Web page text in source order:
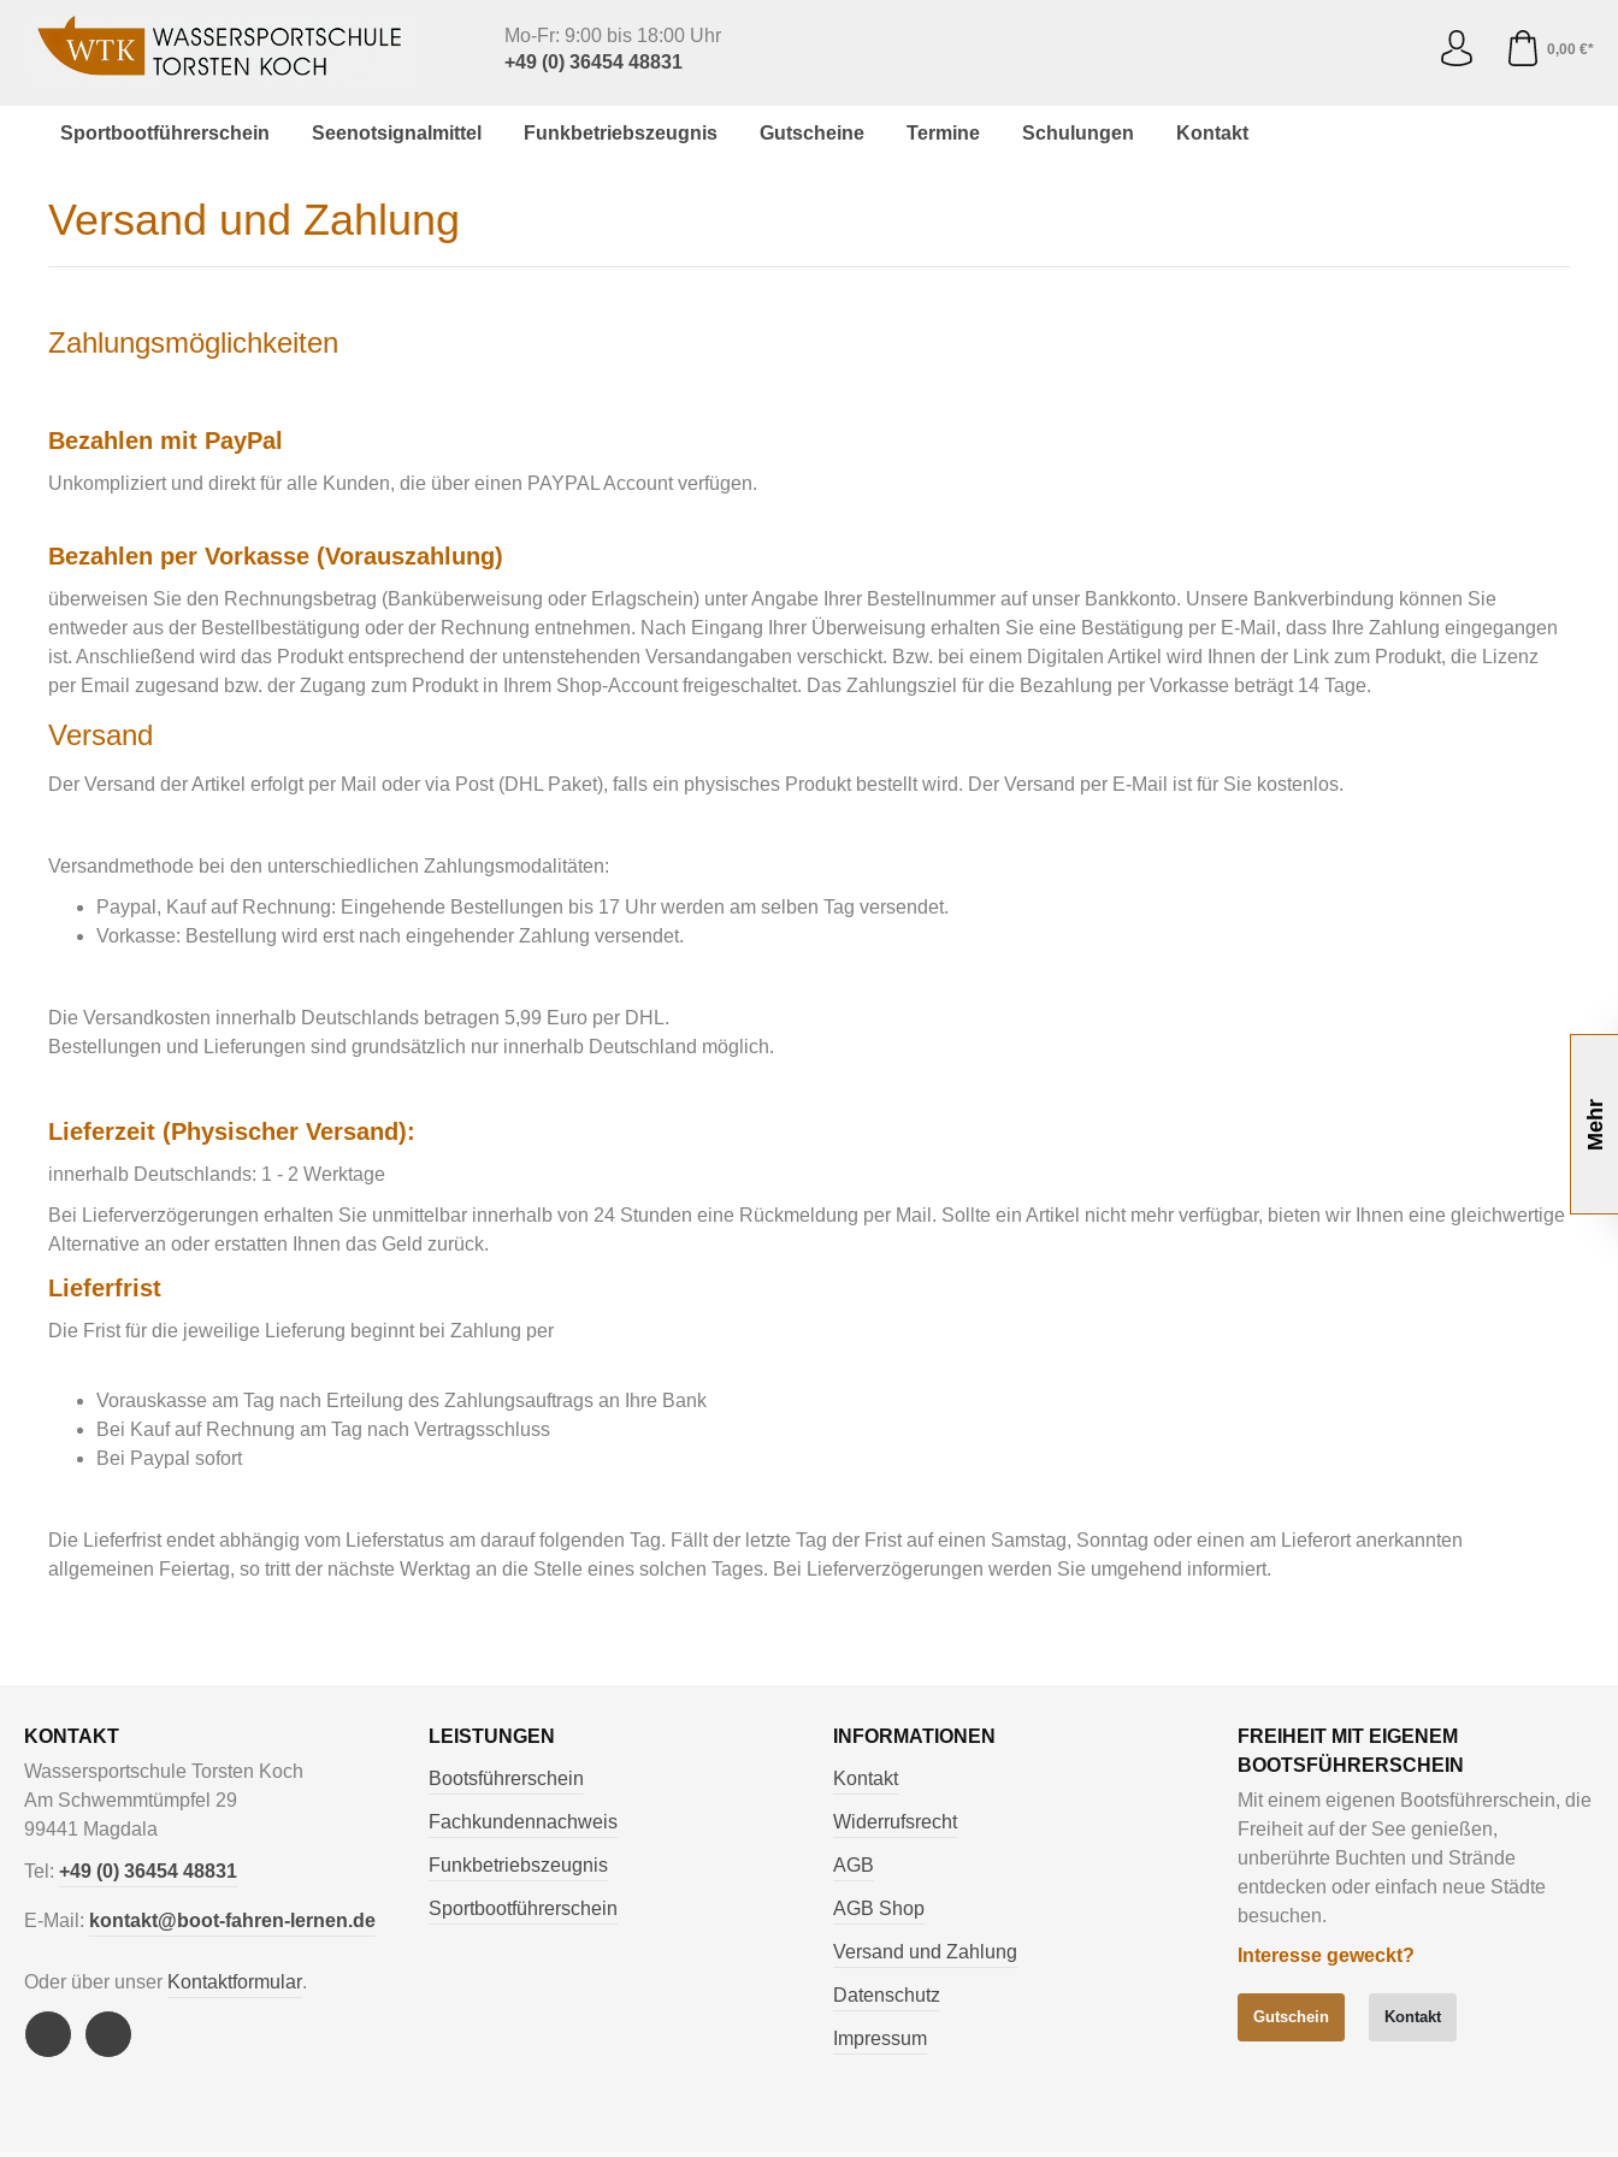
Mo-Fr: 9:00 bis 18:00 Uhr
+49 (0) 36454 48831
0,00 €*
Sportbootführerschein Seenotsignalmittel Funkbetriebszeugnis Gutscheine Termine Schulungen Kontakt
Versand und Zahlung
Zahlungsmöglichkeiten
Bezahlen mit PayPal
Unkompliziert und direkt für alle Kunden, die über einen PAYPAL Account verfügen.
Bezahlen per Vorkasse (Vorauszahlung)
überweisen Sie den Rechnungsbetrag (Banküberweisung oder Erlagschein) unter Angabe Ihrer Bestellnummer auf unser Bankkonto. Unsere Bankverbindung können Sie
entweder aus der Bestellbestätigung oder der Rechnung entnehmen. Nach Eingang Ihrer Überweisung erhalten Sie eine Bestätigung per E-Mail, dass Ihre Zahlung eingegangen
ist. Anschließend wird das Produkt entsprechend der untenstehenden Versandangaben verschickt. Bzw. bei einem Digitalen Artikel wird Ihnen der Link zum Produkt, die Lizenz
per Email zugesand bzw. der Zugang zum Produkt in Ihrem Shop-Account freigeschaltet. Das Zahlungsziel für die Bezahlung per Vorkasse beträgt 14 Tage.
Versand
Der Versand der Artikel erfolgt per Mail oder via Post (DHL Paket), falls ein physisches Produkt bestellt wird. Der Versand per E-Mail ist für Sie kostenlos.
Versandmethode bei den unterschiedlichen Zahlungsmodalitäten:
Paypal, Kauf auf Rechnung: Eingehende Bestellungen bis 17 Uhr werden am selben Tag versendet.
Vorkasse: Bestellung wird erst nach eingehender Zahlung versendet.
Die Versandkosten innerhalb Deutschlands betragen 5,99 Euro per DHL.
Bestellungen und Lieferungen sind grundsätzlich nur innerhalb Deutschland möglich.
Lieferzeit (Physischer Versand):
innerhalb Deutschlands: 1 - 2 Werktage
Bei Lieferverzögerungen erhalten Sie unmittelbar innerhalb von 24 Stunden eine Rückmeldung per Mail. Sollte ein Artikel nicht mehr verfügbar, bieten wir Ihnen eine gleichwertige
Alternative an oder erstatten Ihnen das Geld zurück.
Lieferfrist
Die Frist für die jeweilige Lieferung beginnt bei Zahlung per
Vorauskasse am Tag nach Erteilung des Zahlungsauftrags an Ihre Bank
Bei Kauf auf Rechnung am Tag nach Vertragsschluss
Bei Paypal sofort
Die Lieferfrist endet abhängig vom Lieferstatus am darauf folgenden Tag. Fällt der letzte Tag der Frist auf einen Samstag, Sonntag oder einen am Lieferort anerkannten
allgemeinen Feiertag, so tritt der nächste Werktag an die Stelle eines solchen Tages. Bei Lieferverzögerungen werden Sie umgehend informiert.
KONTAKT
Wassersportschule Torsten Koch
Am Schwemmtümpfel 29
99441 Magdala
Tel: +49 (0) 36454 48831
E-Mail: kontakt@boot-fahren-lernen.de
Oder über unser Kontaktformular.
LEISTUNGEN
Bootsführerschein
Fachkundennachweis
Funkbetriebszeugnis
Sportbootführerschein
INFORMATIONEN
Kontakt
Widerrufsrecht
AGB
AGB Shop
Versand und Zahlung
Datenschutz
Impressum
FREIHEIT MIT EIGENEM
BOOTSFÜHRERSCHEIN
Mit einem eigenen Bootsführerschein, die
Freiheit auf der See genießen,
unberührte Buchten und Strände
entdecken oder einfach neue Städte
besuchen.
Interesse geweckt?
Gutschein Kontakt
Mehr